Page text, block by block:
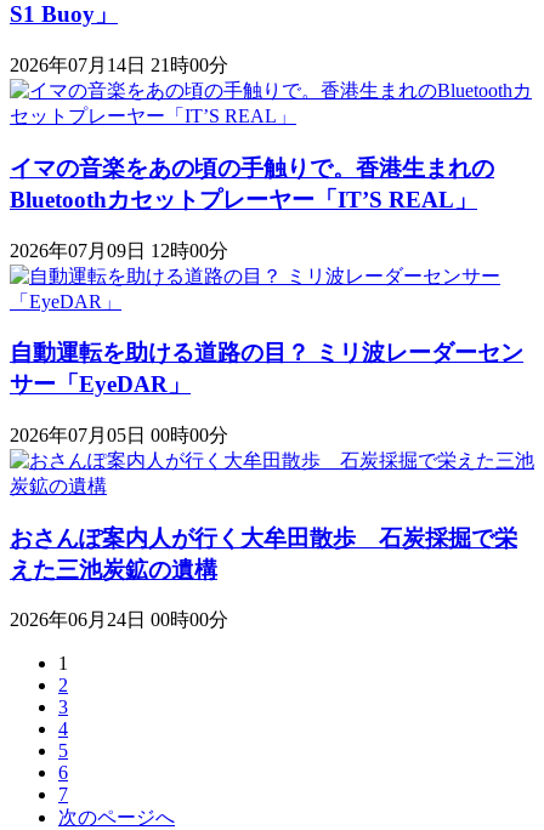
S1 Buoy​​」
2026年07月14日 21時00分
イマの音楽をあの頃の手触りで。香港生まれの
Bluetoothカセットプレーヤー「IT’S REAL」
2026年07月09日 12時00分
自動運転を助ける道路の目？ ミリ波レーダーセン
サー「EyeDAR」
2026年07月05日 00時00分
おさんぽ案内人が行く大牟田散歩 石炭採掘で栄
えた三池炭鉱の遺構
2026年06月24日 00時00分
1
2
3
4
5
6
7
次のページへ